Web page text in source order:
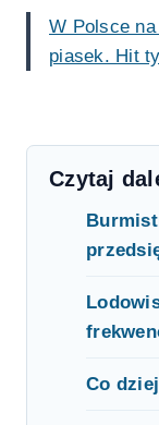
W Polsce
piasek. Hit
Czytaj
Co